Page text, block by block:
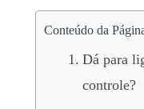
Conteúdo da
Dá para
controle?